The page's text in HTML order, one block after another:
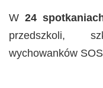
W 24
przedszkoli,
wychowanków